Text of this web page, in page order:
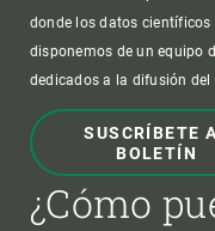
donde los datos científicos
disponemos de un equipo
dedicados a la difusión
SUSCRÍBETE
BOLETÍN
¿Cómo